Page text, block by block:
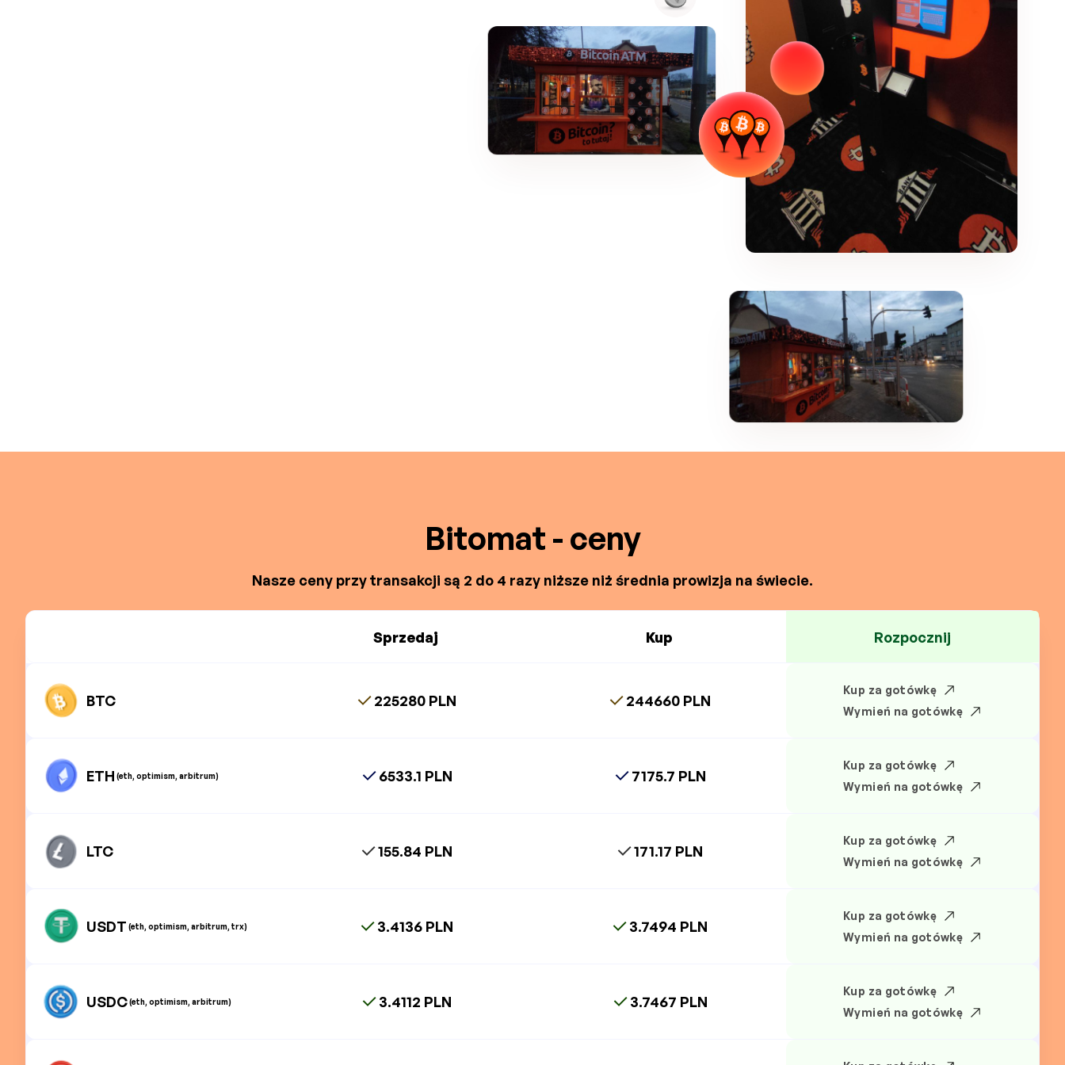
Bitomat - ceny
Nasze ceny przy transakcji są 2 do 4 razy niższe niż średnia prowizja na świecie.
Sprzedaj Kup Rozpocznij
BTC 225280 PLN 244660 PLN
Kup za gotówkę
Wymień na gotówkę
ETH (eth, optimism, arbitrum) 6533.1 PLN 7175.7 PLN
Kup za gotówkę
Wymień na gotówkę
LTC 155.84 PLN 171.17 PLN
Kup za gotówkę
Wymień na gotówkę
USDT (eth, optimism, arbitrum, trx) 3.4136 PLN 3.7494 PLN
Kup za gotówkę
Wymień na gotówkę
USDC(eth, optimism, arbitrum) 3.4112 PLN 3.7467 PLN
Kup za gotówkę
Wymień na gotówkę